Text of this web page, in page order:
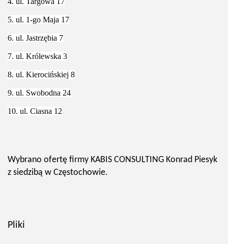
5. ul. 1-go Maja 17
6. ul. Jastrzębia 7
7. ul. Królewska 3
8. ul. Kierocińskiej 8
9. ul. Swobodna 24
10. ul. Ciasna 12
Wybrano ofertę firmy KABIS CONSULTING Konrad Piesyk
z siedzibą w Częstochowie.
Pliki